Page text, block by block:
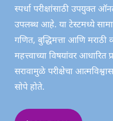
स्पर्धा परीक्षांसाठी उपयुक्त
उपलब्ध आहे. या टेस्टमध्ये
गणित, बुद्धिमत्ता आणि मराठी
महत्त्वाच्या विषयांवर
सरावामुळे परीक्षेचा
सोपे होते.